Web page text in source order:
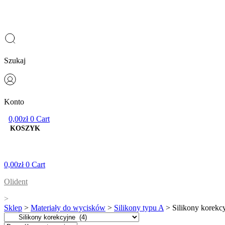
Szukaj
Konto
0,00zł 0 Cart
0,00zł 0 Cart
Olident
>
Sklep > Materiały do wycisków > Silikony typu A > Silikony